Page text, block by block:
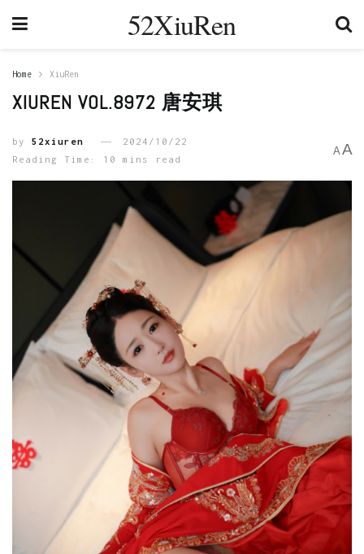
52XiuRen
Home XiuRen
XIUREN VOL.8972 唐安琪
by 52xiuren
2024/10/22
Reading Time: 10 mins read
A A